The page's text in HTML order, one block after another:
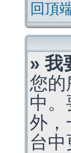
回頂
» 我
您的
中。
外，
台